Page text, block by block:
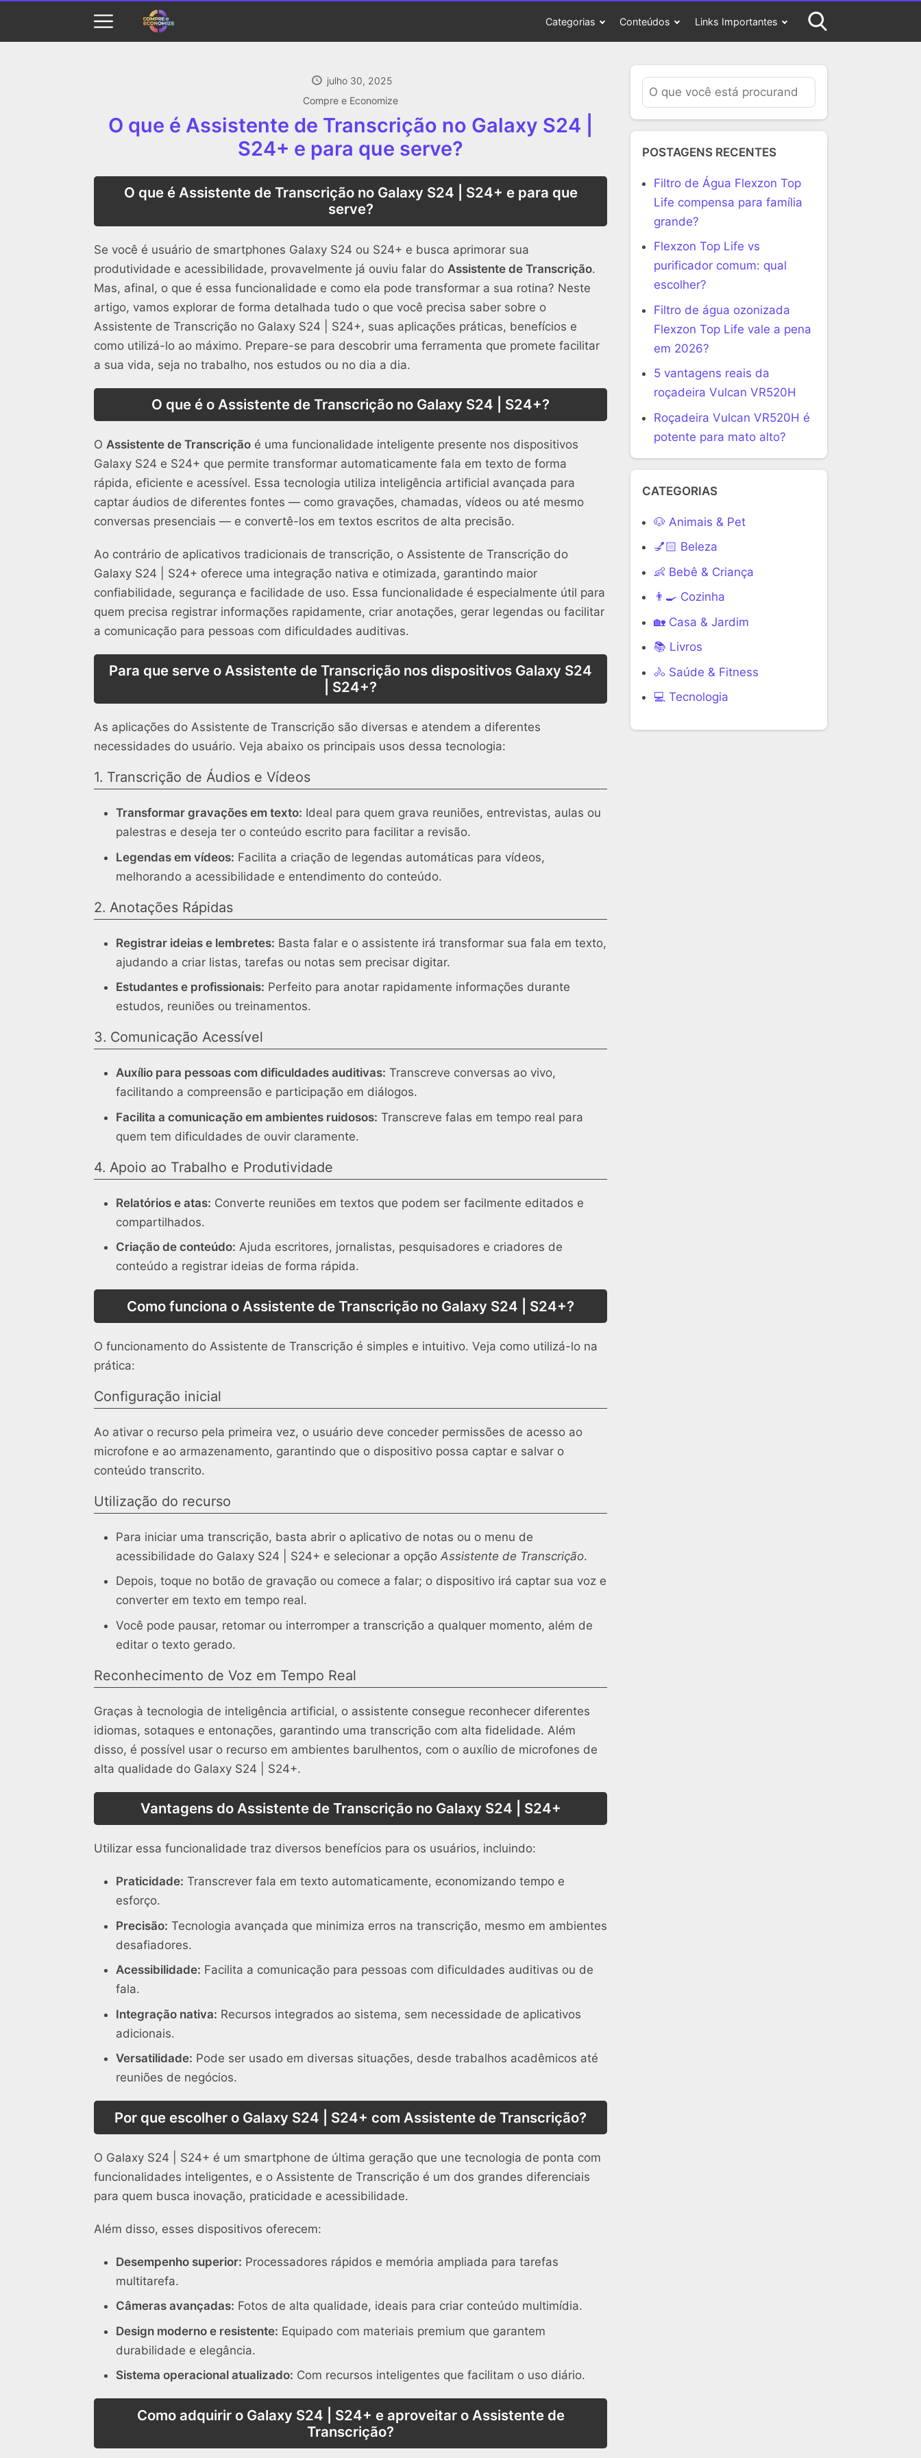
Categorias Conteúdos Links Importantes
julho 30, 2025
Compre e Economize
O que é Assistente de Transcrição no Galaxy S24 |
S24+ e para que serve?
O que é Assistente de Transcrição no Galaxy S24 | S24+ e para que
serve?
Se você é usuário de smartphones Galaxy S24 ou S24+ e busca aprimorar sua
produtividade e acessibilidade, provavelmente já ouviu falar do Assistente de Transcrição.
Mas, afinal, o que é essa funcionalidade e como ela pode transformar a sua rotina? Neste
artigo, vamos explorar de forma detalhada tudo o que você precisa saber sobre o
Assistente de Transcrição no Galaxy S24 | S24+, suas aplicações práticas, benefícios e
como utilizá-lo ao máximo. Prepare-se para descobrir uma ferramenta que promete facilitar
a sua vida, seja no trabalho, nos estudos ou no dia a dia.
O que é o Assistente de Transcrição no Galaxy S24 | S24+?
O Assistente de Transcrição é uma funcionalidade inteligente presente nos dispositivos
Galaxy S24 e S24+ que permite transformar automaticamente fala em texto de forma
rápida, eficiente e acessível. Essa tecnologia utiliza inteligência artificial avançada para
captar áudios de diferentes fontes — como gravações, chamadas, vídeos ou até mesmo
conversas presenciais — e convertê-los em textos escritos de alta precisão.
Ao contrário de aplicativos tradicionais de transcrição, o Assistente de Transcrição do
Galaxy S24 | S24+ oferece uma integração nativa e otimizada, garantindo maior
confiabilidade, segurança e facilidade de uso. Essa funcionalidade é especialmente útil para
quem precisa registrar informações rapidamente, criar anotações, gerar legendas ou facilitar
a comunicação para pessoas com dificuldades auditivas.
Para que serve o Assistente de Transcrição nos dispositivos Galaxy S24
| S24+?
As aplicações do Assistente de Transcrição são diversas e atendem a diferentes
necessidades do usuário. Veja abaixo os principais usos dessa tecnologia:
1. Transcrição de Áudios e Vídeos
Transformar gravações em texto: Ideal para quem grava reuniões, entrevistas, aulas ou
palestras e deseja ter o conteúdo escrito para facilitar a revisão.
Legendas em vídeos: Facilita a criação de legendas automáticas para vídeos,
melhorando a acessibilidade e entendimento do conteúdo.
2. Anotações Rápidas
Registrar ideias e lembretes: Basta falar e o assistente irá transformar sua fala em texto,
ajudando a criar listas, tarefas ou notas sem precisar digitar.
Estudantes e profissionais: Perfeito para anotar rapidamente informações durante
estudos, reuniões ou treinamentos.
3. Comunicação Acessível
Auxílio para pessoas com dificuldades auditivas: Transcreve conversas ao vivo,
facilitando a compreensão e participação em diálogos.
Facilita a comunicação em ambientes ruidosos: Transcreve falas em tempo real para
quem tem dificuldades de ouvir claramente.
4. Apoio ao Trabalho e Produtividade
Relatórios e atas: Converte reuniões em textos que podem ser facilmente editados e
compartilhados.
Criação de conteúdo: Ajuda escritores, jornalistas, pesquisadores e criadores de
conteúdo a registrar ideias de forma rápida.
Como funciona o Assistente de Transcrição no Galaxy S24 | S24+?
O funcionamento do Assistente de Transcrição é simples e intuitivo. Veja como utilizá-lo na
prática:
Configuração inicial
Ao ativar o recurso pela primeira vez, o usuário deve conceder permissões de acesso ao
microfone e ao armazenamento, garantindo que o dispositivo possa captar e salvar o
conteúdo transcrito.
Utilização do recurso
Para iniciar uma transcrição, basta abrir o aplicativo de notas ou o menu de
acessibilidade do Galaxy S24 | S24+ e selecionar a opção Assistente de Transcrição.
Depois, toque no botão de gravação ou comece a falar; o dispositivo irá captar sua voz e
converter em texto em tempo real.
Você pode pausar, retomar ou interromper a transcrição a qualquer momento, além de
editar o texto gerado.
Reconhecimento de Voz em Tempo Real
Graças à tecnologia de inteligência artificial, o assistente consegue reconhecer diferentes
idiomas, sotaques e entonações, garantindo uma transcrição com alta fidelidade. Além
disso, é possível usar o recurso em ambientes barulhentos, com o auxílio de microfones de
alta qualidade do Galaxy S24 | S24+.
Vantagens do Assistente de Transcrição no Galaxy S24 | S24+
Utilizar essa funcionalidade traz diversos benefícios para os usuários, incluindo:
Praticidade: Transcrever fala em texto automaticamente, economizando tempo e
esforço.
Precisão: Tecnologia avançada que minimiza erros na transcrição, mesmo em ambientes
desafiadores.
Acessibilidade: Facilita a comunicação para pessoas com dificuldades auditivas ou de
fala.
Integração nativa: Recursos integrados ao sistema, sem necessidade de aplicativos
adicionais.
Versatilidade: Pode ser usado em diversas situações, desde trabalhos acadêmicos até
reuniões de negócios.
Por que escolher o Galaxy S24 | S24+ com Assistente de Transcrição?
O Galaxy S24 | S24+ é um smartphone de última geração que une tecnologia de ponta com
funcionalidades inteligentes, e o Assistente de Transcrição é um dos grandes diferenciais
para quem busca inovação, praticidade e acessibilidade.
Além disso, esses dispositivos oferecem:
Desempenho superior: Processadores rápidos e memória ampliada para tarefas
multitarefa.
Câmeras avançadas: Fotos de alta qualidade, ideais para criar conteúdo multimídia.
Design moderno e resistente: Equipado com materiais premium que garantem
durabilidade e elegância.
Sistema operacional atualizado: Com recursos inteligentes que facilitam o uso diário.
Como adquirir o Galaxy S24 | S24+ e aproveitar o Assistente de
Transcrição?
POSTAGENS RECENTES
Filtro de Água Flexzon Top
Life compensa para família
grande?
Flexzon Top Life vs
purificador comum: qual
escolher?
Filtro de água ozonizada
Flexzon Top Life vale a pena
em 2026?
5 vantagens reais da
roçadeira Vulcan VR520H
Roçadeira Vulcan VR520H é
potente para mato alto?
CATEGORIAS
🐶 Animais & Pet
💅🏻 Beleza
👶 Bebê & Criança
👨‍🍳 Cozinha
🏡 Casa & Jardim
📚 Livros
🚴 Saúde & Fitness
‍💻 Tecnologia